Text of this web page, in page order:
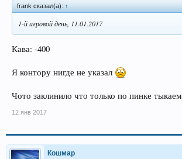
frank сказал(а): ↑
1-й игровой день, 11.01.2017
Кава: -400
Я контору нигде не указал
Чото заклинило что только по пинке тыкаем
12 янв 2017
Кошмар